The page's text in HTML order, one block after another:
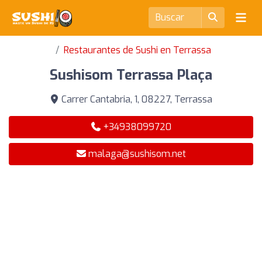
Restaurantes de Sushi en Terrassa
Sushisom Terrassa Plaça
Carrer Cantabria, 1, 08227, Terrassa
+34938099720
malaga@sushisom.net